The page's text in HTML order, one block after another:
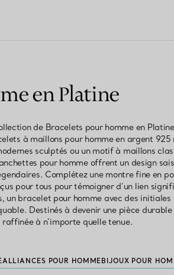
en Platine
de Bracelets pour homme en
à maillons pour homme en argent
sculptés ou un motif à maillons
pour homme offrent un design
Complétez une montre fine en
pour tous pour témoigner d’un lien
bracelet pour homme avec des initiales
Destinés à devenir une pièce
à n’importe quelle tenue.
ALLIANCES POUR HOMME BIJOUX POUR